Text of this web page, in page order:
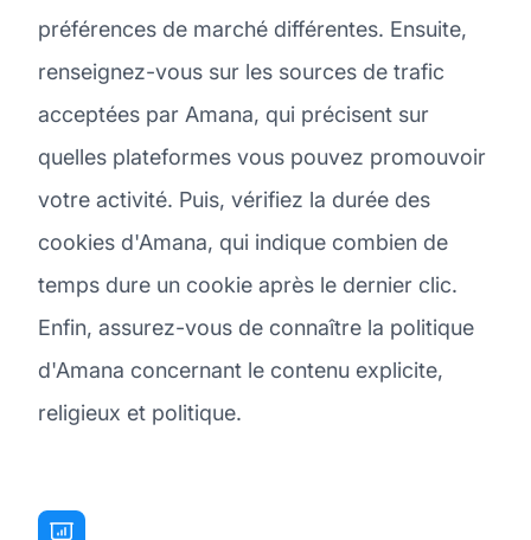
préférences de marché différentes. Ensuite,
renseignez-vous sur les sources de trafic
acceptées par Amana, qui précisent sur
quelles plateformes vous pouvez promouvoir
votre activité. Puis, vérifiez la durée des
cookies d'Amana, qui indique combien de
temps dure un cookie après le dernier clic.
Enfin, assurez-vous de connaître la politique
d'Amana concernant le contenu explicite,
religieux et politique.